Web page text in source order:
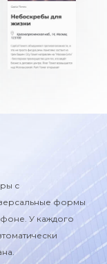
с
формы
У каждого